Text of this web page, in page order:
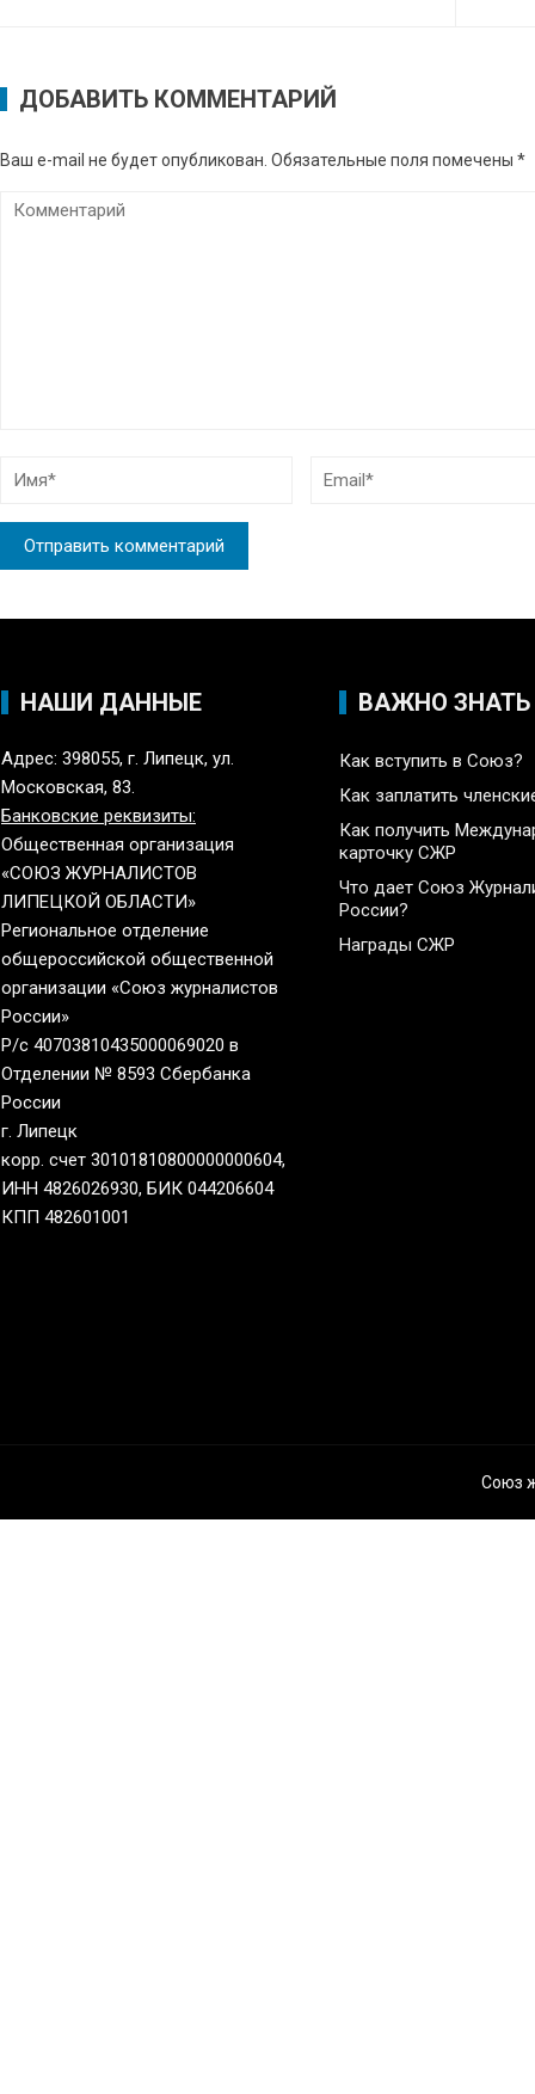
ДОБАВИТЬ КОММЕНТАРИЙ
Ваш e-mail не будет опубликован. Обязательные поля помечены *
НАШИ ДАННЫЕ
Адрес: 398055, г. Липецк, ул.
Московская, 83.
Банковские реквизиты:
Общественная организация
«СОЮЗ ЖУРНАЛИСТОВ
ЛИПЕЦКОЙ ОБЛАСТИ»
Региональное отделение
общероссийской общественной
организации «Союз журналистов
России»
Р/с 40703810435000069020 в
Отделении № 8593 Сбербанка
России
г. Липецк
корр. счет 30101810800000000604,
ИНН 4826026930, БИК 044206604
КПП 482601001
ВАЖНО ЗНАТЬ
Как вступить в Союз?
Как заплатить
Как получить
карточку СЖР
Что дает Союз
России?
Награды СЖР
Союз